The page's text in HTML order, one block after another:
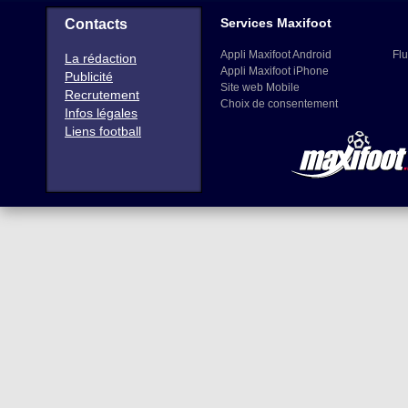
Contacts
La rédaction
Publicité
Recrutement
Infos légales
Liens football
Services Maxifoot
Appli Maxifoot Android
Appli Maxifoot iPhone
Site web Mobile
Choix de consentement